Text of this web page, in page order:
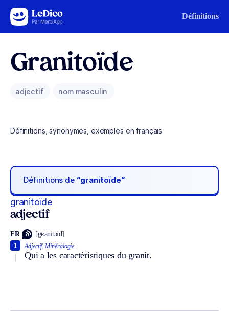
Aller au contenu Définitions
Granitoïde
adjectif nom masculin
Définitions, synonymes, exemples en français
Définitions de “granitoïde“
granitoïde
adjectif
FR [gʀanitɔid]
Adjectif. Minéralogie.
Qui a les caractéristiques du granit.
1